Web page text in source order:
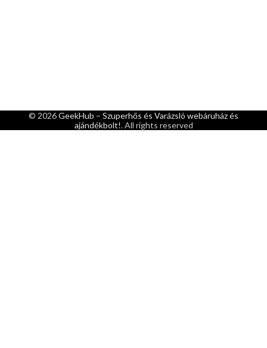
© 2026GeekHub – Szuperhős és Varázsló webáruház és
ajándékbolt!. All rights reserved